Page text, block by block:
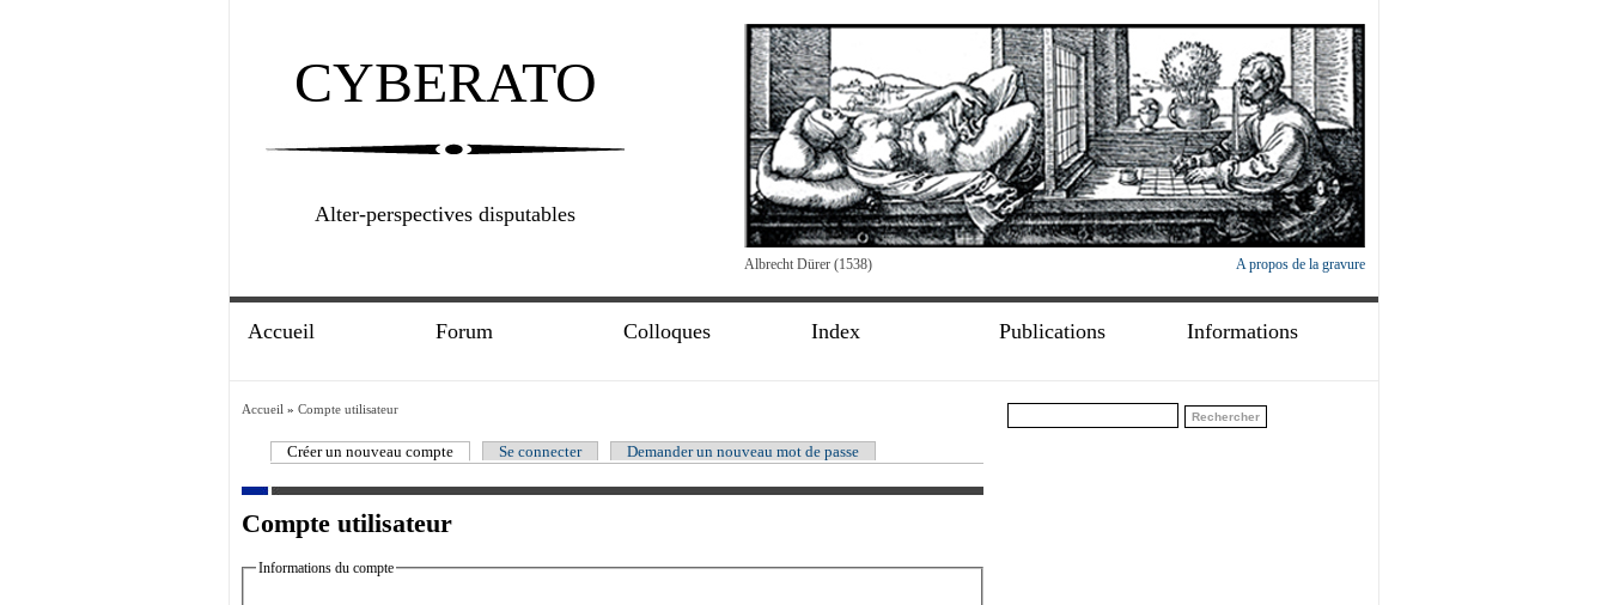
Albrecht Dürer (1538) A propos de la gravure
CYBERATO
Alter-perspectives disputables
Accueil Forum Colloques Index Publications Informations
Accueil » Compte utilisateur
Créer un nouveau compte Se connecter Demander un nouveau mot de passe
Compte utilisateur
Informations du compte